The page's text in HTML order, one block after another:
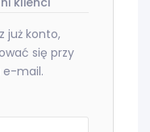
już konto,
się przy
e-mail.